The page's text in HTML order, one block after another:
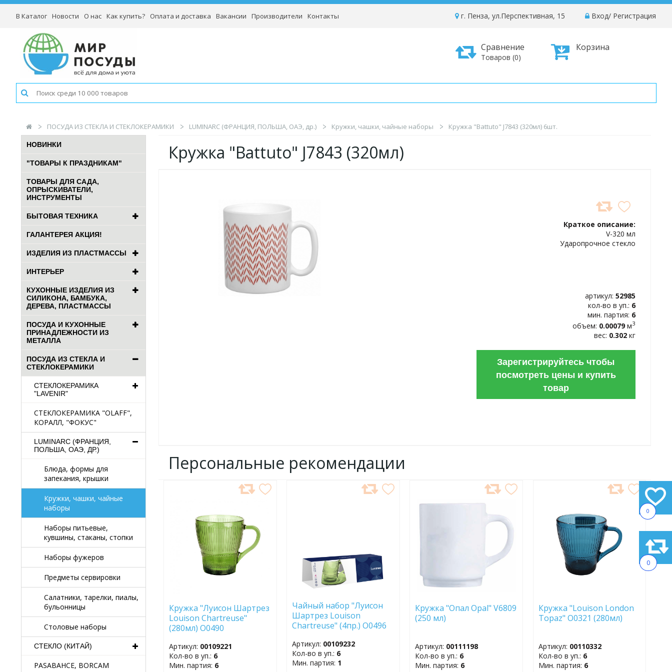
0
0
В Каталог Новости О нас Как купить? Оплата и доставка Вакансии Производители Контакты Вход/ Регистрация
г. Пенза, ул.Перспективная, 15
Корзина
Сравнение
Товаров (0)
ПОСУДА ИЗ СТЕКЛА И СТЕКЛОКЕРАМИКИ LUMINARC (ФРАНЦИЯ, ПОЛЬША, ОАЭ, др.) Кружки, чашки, чайные наборы Кружка "Battuto" J7843 (320мл) 6шт.
НОВИНКИ
"ТОВАРЫ К ПРАЗДНИКАМ"
ТОВАРЫ ДЛЯ САДА,
ОПРЫСКИВАТЕЛИ,
ИНСТРУМЕНТЫ
БЫТОВАЯ ТЕХНИКА
ГАЛАНТЕРЕЯ АКЦИЯ!
ИЗДЕЛИЯ ИЗ ПЛАСТМАССЫ
ИНТЕРЬЕР
КУХОННЫЕ ИЗДЕЛИЯ ИЗ
СИЛИКОНА, БАМБУКА,
ДЕРЕВА, ПЛАСТМАССЫ
ПОСУДА И КУХОННЫЕ
ПРИНАДЛЕЖНОСТИ ИЗ
МЕТАЛЛА
ПОСУДА ИЗ СТЕКЛА И
СТЕКЛОКЕРАМИКИ
СТЕКЛОКЕРАМИКА
"LAVENIR"
СТЕКЛОКЕРАМИКА "OLAFF",
КОРАЛЛ, "ФОКУС"
LUMINARC (ФРАНЦИЯ,
ПОЛЬША, ОАЭ, ДР.)
Блюда, формы для
запекания, крышки
Кружки, чашки, чайные
наборы
Наборы питьевые,
кувшины, стаканы, стопки
Наборы фужеров
Предметы сервировки
Салатники, тарелки, пиалы,
бульонницы
Столовые наборы
СТЕКЛО (КИТАЙ)
PASABAHCE, BORCAM
Кружка "Battuto" J7843 (320мл)
Краткое описание:
V-320 мл
Ударопрочное стекло
артикул: 52985
кол-во в уп.: 6
мин. партия: 6
объем: 0.00079м3
вес: 0.302 кг
Зарегистрируйтесь чтобы
посмотреть цены и купить
товар
Персональные рекомендации
Кружка "Луисон Шартрез
Louison Chartreuse"
(280мл) O0490
Артикул: 00109221
Кол-во в уп.: 6
Мин. партия: 6
Чайный набор "Луисон
Шартрез Louison
Chartreuse" (4пр.) O0496
Артикул: 00109232
Кол-во в уп.: 6
Мин. партия: 1
В
Кружка "Опал Opal" V6809
(250 мл)
Артикул: 00111198
Кол-во в уп.: 6
Мин. партия: 6
ИЗБРАННОЕ
Кружка "Louison London
Topaz" O0321 (280мл)
Артикул: 00110332
Кол-во в уп.: 6
Мин. партия: 6